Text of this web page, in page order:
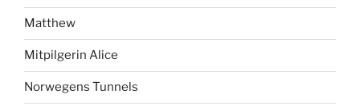
Matthew
Mitpilgerin Alice
Norwegens Tunnels